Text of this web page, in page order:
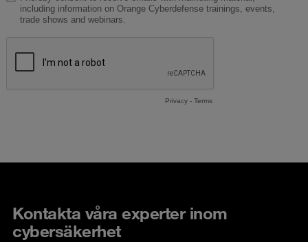
Kontakta våra experter inom
cybersäkerhet